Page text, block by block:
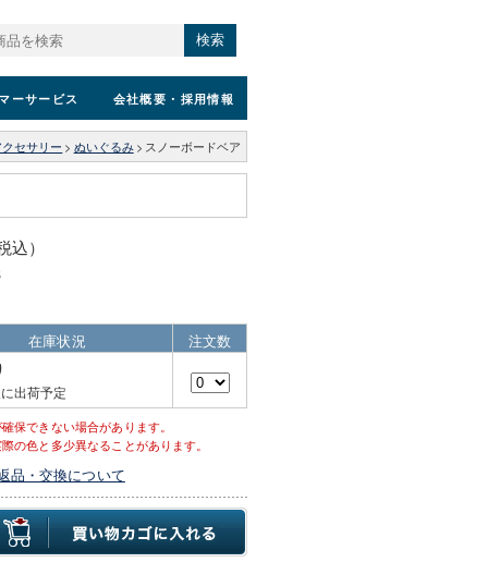
検索
ーサービス 会社概要 ・採用情報
クセサリー > ぬいぐるみ > スノーボードベア
込）
在庫状況
注文数
出荷予定
保できない場合があります。
の色と多少異なることがあります。
品・交換について